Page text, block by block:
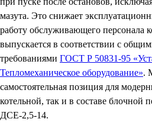
мазута. Это снижает
работу обслуживающего персонала
выпускается в соответствии с
требованиями ГОСТ Р 50831-95
Тепломеханическое оборудование».
самостоятельная позиция для
котельной, так и в составе блочной
ДСЕ-2,5-14.